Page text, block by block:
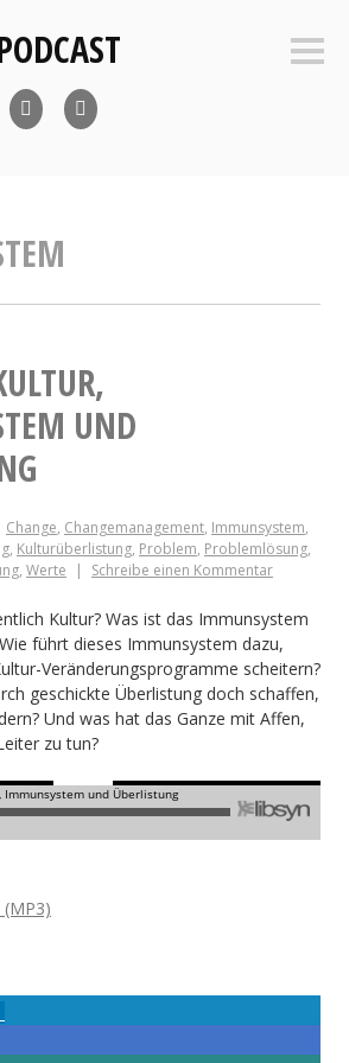
UND
Change, Changemanagement, Immunsystem,
, Kulturüberlistung, Problem, Problemlösung,
, Werte Schreibe einen Kommentar
Kultur? Was ist das Immunsystem
führt dieses Immunsystem dazu,
Veränderungsprogramme scheitern?
geschickte Überlistung doch schaffen,
Und was hat das Ganze mit Affen,
zu tun?